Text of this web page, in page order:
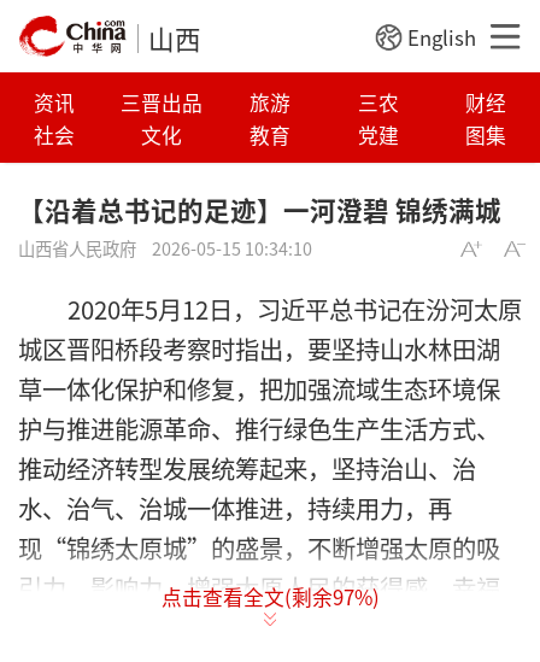
山西 English
资讯 三晋出品 旅游 三农
财经
社会
文化 教育 党建 图集
【沿着总书记的足迹】一河澄碧 锦绣满城
山西省人民政府 2026-05-15 10:34:10
2020年5月12日，习近平总书记在汾河太原
城区晋阳桥段考察时指出，要坚持山水林田湖
草一体化保护和修复，把加强流域生态环境保
护与推进能源革命、推行绿色生产生活方式、
推动经济转型发展统筹起来，坚持治山、治
水、治气、治城一体推进，持续用力，再
现“锦绣太原城”的盛景，不断增强太原的吸
引力、影响力，增强太原人民的获得感、幸福
点击查看全文(剩余97%)